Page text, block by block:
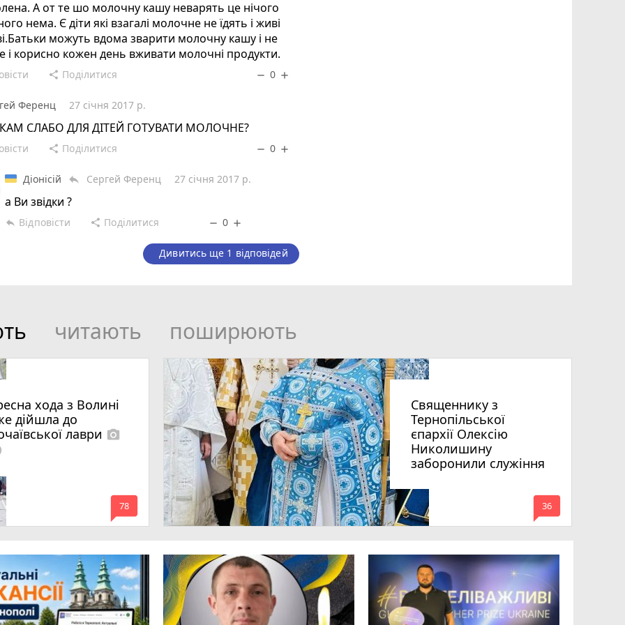
А от те шо молочну кашу неварять це нічого
нема. Є діти які взагалі молочне не їдять і живі
можуть вдома зварити молочну кашу і не
і корисно кожен день вживати молочні продукти.
share Поділитися remove 0 add
Ференц 27 січня 2017 р.
СЛАБО ДЛЯ ДІТЕЙ ГОТУВАТИ МОЛОЧНЕ?
share Поділитися remove 0 add
Діонісій reply Сергей Ференц 27 січня 2017 р.
а Ви звідки ?
reply Відповісти share Поділитися remove 0 add
Дивитись ще 1 відповідей
читають поширюють
хода з Волині
дійшла до
лаври photo_camera
mode_comment
78
Священнику з
Тернопільської
єпархії Олексію
Николишину
заборонили служіння
mode_comment
36